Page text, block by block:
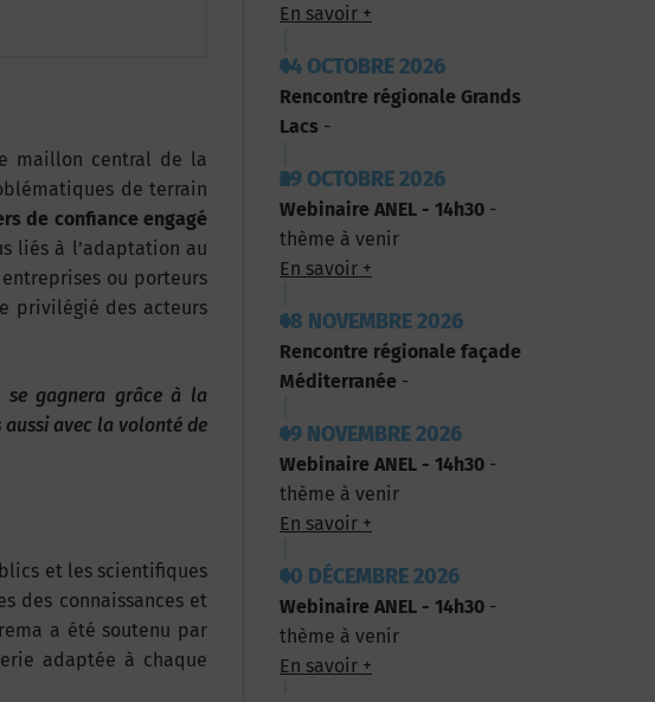
maillon central de la
de terrain
de confiance engagé
liés à l’adaptation au
ou porteurs
privilégié des acteurs
se gagnera grâce à la
avec la volonté de
et les scientifiques
des connaissances et
a été soutenu par
adaptée à chaque
En savoir +
14 OCTOBRE 2026
Rencontre régionale Grands
Lacs -
29 OCTOBRE 2026
Webinaire ANEL - 14h30 -
thème à venir
En savoir +
18 NOVEMBRE 2026
Rencontre régionale façade
Méditerranée -
19 NOVEMBRE 2026
Webinaire ANEL - 14h30 -
thème à venir
En savoir +
10 DÉCEMBRE 2026
Webinaire ANEL - 14h30 -
thème à venir
En savoir +